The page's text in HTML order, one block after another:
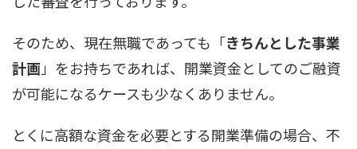
そのため、現在無職であっても「きちんとした事業
計画」をお持ちであれば、開業資金としてのご融資
が可能になるケースも少なくありません。
とくに高額な資金を必要とする開業準備の場合、不